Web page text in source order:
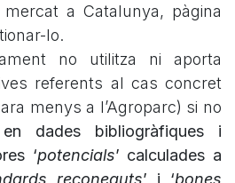
a Catalunya, pàgina
lo.
no utilitza ni aporta
referents al cas concret
menys a l’Agroparc) si no
dades bibliogràfiques i
‘potencials’ calculades a
reconeguts’ i ‘bones